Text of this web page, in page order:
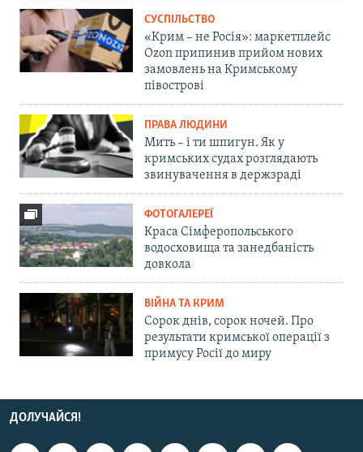
СУСПІЛЬСТВО
«Крим – не Росія»: маркетплейс
Ozon припинив прийом нових
замовлень на Кримському
півострові
ПРАВА ЛЮДИНИ
Мить – і ти шпигун. Як у
кримських судах розглядають
звинувачення в держзраді
ФОТОГАЛЕРЕЇ
Краса Сімферопольського
водосховища та занедбаність
довкола
ВІЙНА ТА КРИМ
Сорок днів, сорок ночей. Про
результати кримської операції з
примусу Росії до миру
ДОЛУЧАЙСЯ!